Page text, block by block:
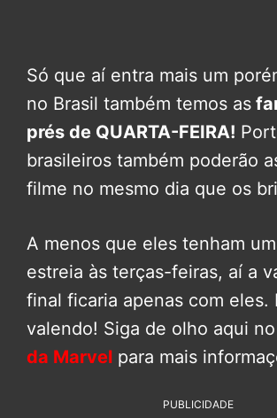
Só que aí entra mais um
no Brasil também temos as
prés de QUARTA-FEIRA!
brasileiros também poderão
filme no mesmo dia que os
A menos que eles tenham
estreia às terças-feiras, aí a
final ficaria apenas com eles.
valendo! Siga de olho aqui no
da Marvel para mais
PUBLICIDADE